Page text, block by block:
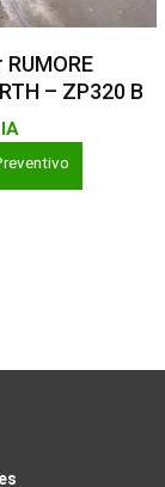
– ZP320 B